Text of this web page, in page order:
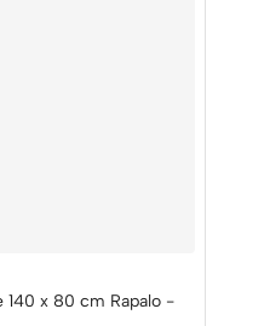
140 x 80 cm Rapalo -